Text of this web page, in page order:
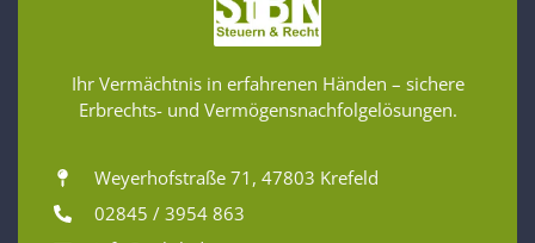
Ihr Vermächtnis in erfahrenen Händen – sichere
Erbrechts- und Vermögensnachfolgelösungen.
Weyerhofstraße 71, 47803 Krefeld
02845 / 3954 863